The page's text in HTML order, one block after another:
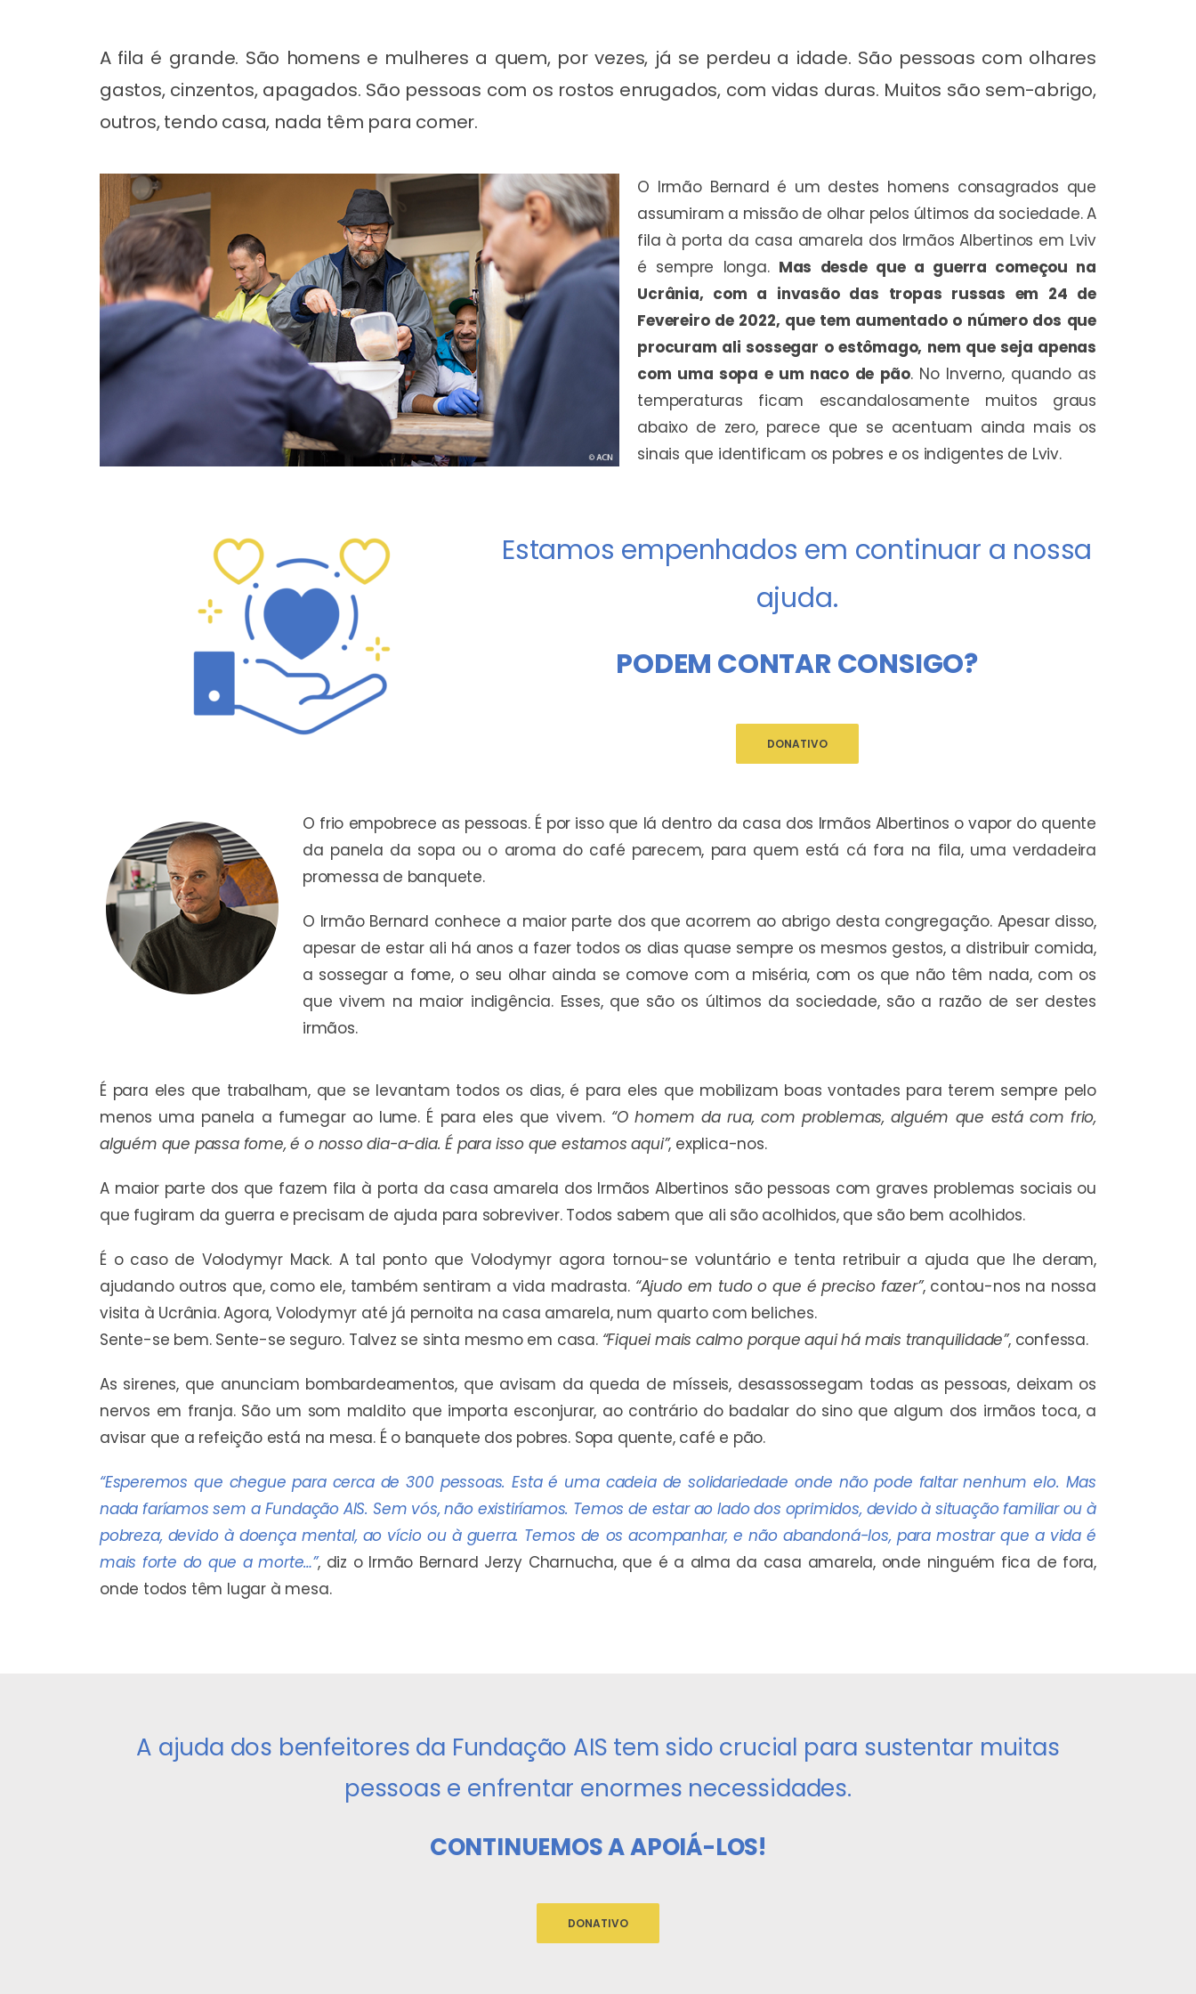
A fila é grande. São homens e mulheres a quem, por vezes, já se perdeu a idade. São pessoas com olhares
gastos, cinzentos, apagados. São pessoas com os rostos enrugados, com vidas duras. Muitos são sem-abrigo,
outros, tendo casa, nada têm para comer.
O Irmão Bernard é um destes homens consagrados que
assumiram a missão de olhar pelos últimos da sociedade. A
fila à porta da casa amarela dos Irmãos Albertinos em Lviv
é sempre longa. Mas desde que a guerra começou na
Ucrânia, com a invasão das tropas russas em 24 de
Fevereiro de 2022, que tem aumentado o número dos que
procuram ali sossegar o estômago, nem que seja apenas
com uma sopa e um naco de pão. No Inverno, quando as
temperaturas ficam escandalosamente muitos graus
abaixo de zero, parece que se acentuam ainda mais os
sinais que identificam os pobres e os indigentes de Lviv.
Estamos empenhados em continuar a nossa
ajuda.
PODEM CONTAR CONSIGO?
DONATIVO
O frio empobrece as pessoas. É por isso que lá dentro da casa dos Irmãos Albertinos o vapor do quente
da panela da sopa ou o aroma do café parecem, para quem está cá fora na fila, uma verdadeira
promessa de banquete.
O Irmão Bernard conhece a maior parte dos que acorrem ao abrigo desta congregação. Apesar disso,
apesar de estar ali há anos a fazer todos os dias quase sempre os mesmos gestos, a distribuir comida,
a sossegar a fome, o seu olhar ainda se comove com a miséria, com os que não têm nada, com os
que vivem na maior indigência. Esses, que são os últimos da sociedade, são a razão de ser destes
irmãos.
É para eles que trabalham, que se levantam todos os dias, é para eles que mobilizam boas vontades para terem sempre pelo
menos uma panela a fumegar ao lume. É para eles que vivem. “O homem da rua, com problemas, alguém que está com frio,
alguém que passa fome, é o nosso dia-a-dia. É para isso que estamos aqui”, explica-nos.
A maior parte dos que fazem fila à porta da casa amarela dos Irmãos Albertinos são pessoas com graves problemas sociais ou
que fugiram da guerra e precisam de ajuda para sobreviver. Todos sabem que ali são acolhidos, que são bem acolhidos.
É o caso de Volodymyr Mack. A tal ponto que Volodymyr agora tornou-se voluntário e tenta retribuir a ajuda que lhe deram,
ajudando outros que, como ele, também sentiram a vida madrasta. “Ajudo em tudo o que é preciso fazer”, contou-nos na nossa
visita à Ucrânia. Agora, Volodymyr até já pernoita na casa amarela, num quarto com beliches.
Sente-se bem. Sente-se seguro. Talvez se sinta mesmo em casa. “Fiquei mais calmo porque aqui há mais tranquilidade”, confessa.
As sirenes, que anunciam bombardeamentos, que avisam da queda de mísseis, desassossegam todas as pessoas, deixam os
nervos em franja. São um som maldito que importa esconjurar, ao contrário do badalar do sino que algum dos irmãos toca, a
avisar que a refeição está na mesa. É o banquete dos pobres. Sopa quente, café e pão.
“Esperemos que chegue para cerca de 300 pessoas. Esta é uma cadeia de solidariedade onde não pode faltar nenhum elo. Mas
nada faríamos sem a Fundação AIS. Sem vós, não existiríamos. Temos de estar ao lado dos oprimidos, devido à situação familiar ou à
pobreza, devido à doença mental, ao vício ou à guerra. Temos de os acompanhar, e não abandoná-los, para mostrar que a vida é
mais forte do que a morte…”, diz o Irmão Bernard Jerzy Charnucha, que é a alma da casa amarela, onde ninguém fica de fora,
onde todos têm lugar à mesa.
A ajuda dos benfeitores da Fundação AIS tem sido crucial para sustentar muitas
pessoas e enfrentar enormes necessidades.
CONTINUEMOS A APOIÁ-LOS!
DONATIVO